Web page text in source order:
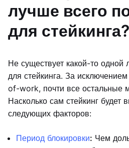
лучше всего
для стейкинга?
Не существует какой-то одной
для стейкинга. За
of-work, почти все остальные
Насколько сам стейкинг будет
следующих факторов:
Период блокировки: Чем